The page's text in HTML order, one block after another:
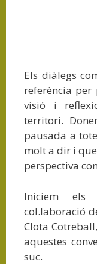
Els diàlegs
referència
visió i
territori.
pausada a
molt a dir i
perspectiva
Iniciem els
col.laboració
Clota
aquestes
suc.